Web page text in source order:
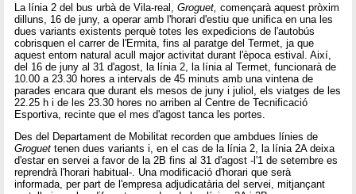
La línia 2 del bus urbà de Vila-real,Groguet, començarà aquest pròxim
dilluns, 16 de juny, a operar amb l'horari d'estiu que unifica en una les
dues variants existents perquè totes les expedicions de l'autobús
cobrisquen el carrer de l'Ermita, fins al paratge del Termet, ja que
aquest entorn natural acull major activitat durant l'època estival. Així,
del 16 de juny al 31 d'agost, la línia 2, la línia al Termet, funcionarà de
10.00 a 23.30 hores a intervals de 45 minuts amb una vintena de
parades encara que durant els mesos de juny i juliol, els viatges de les
22.25 h i de les 23.30 hores no arriben al Centre de Tecnificació
Esportiva, recinte que el mes d'agost tanca les portes.
Des del Departament de Mobilitat recorden que ambdues línies de
Groguet tenen dues variants i, en el cas de la línia 2, la línia 2A deixa
d'estar en servei a favor de la 2B fins al 31 d'agost -l'1 de setembre es
reprendrà l'horari habitual-. Una modificació d'horari que serà
informada, per part de l'empresa adjudicatària del servei, mitjançant